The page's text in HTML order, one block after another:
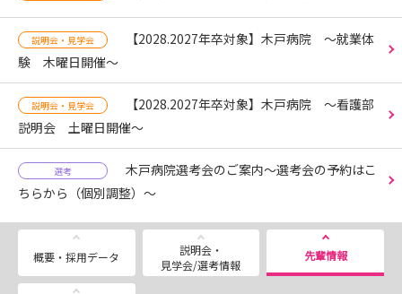
説明会・見学会
【2028.2027年卒対象】木戸病院 ～就業体
験 木曜日開催〜
説明会・見学会
【2028.2027年卒対象】木戸病院 ～看護部
説明会 土曜日開催～
選考
木戸病院選考会のご案内～選考会の予約はこ
ちらから（個別調整）〜
概要・採用データ
説明会・
見学会/選考情報
先輩情報